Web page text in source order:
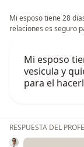
Mi esposo tiene 28
relaciones es seguro
Mi esposo
vesicula y
para el
RESPUESTA DEL